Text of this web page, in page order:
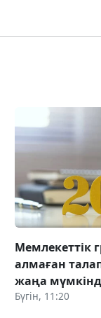
Мемлекеттік
алмаған
жаңа
Бүгін, 11:20